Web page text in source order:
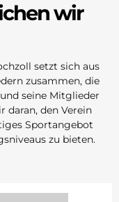
wir
setzt sich aus
zusammen, die
seine Mitglieder
daran, den Verein
Sportangebot
zu bieten.